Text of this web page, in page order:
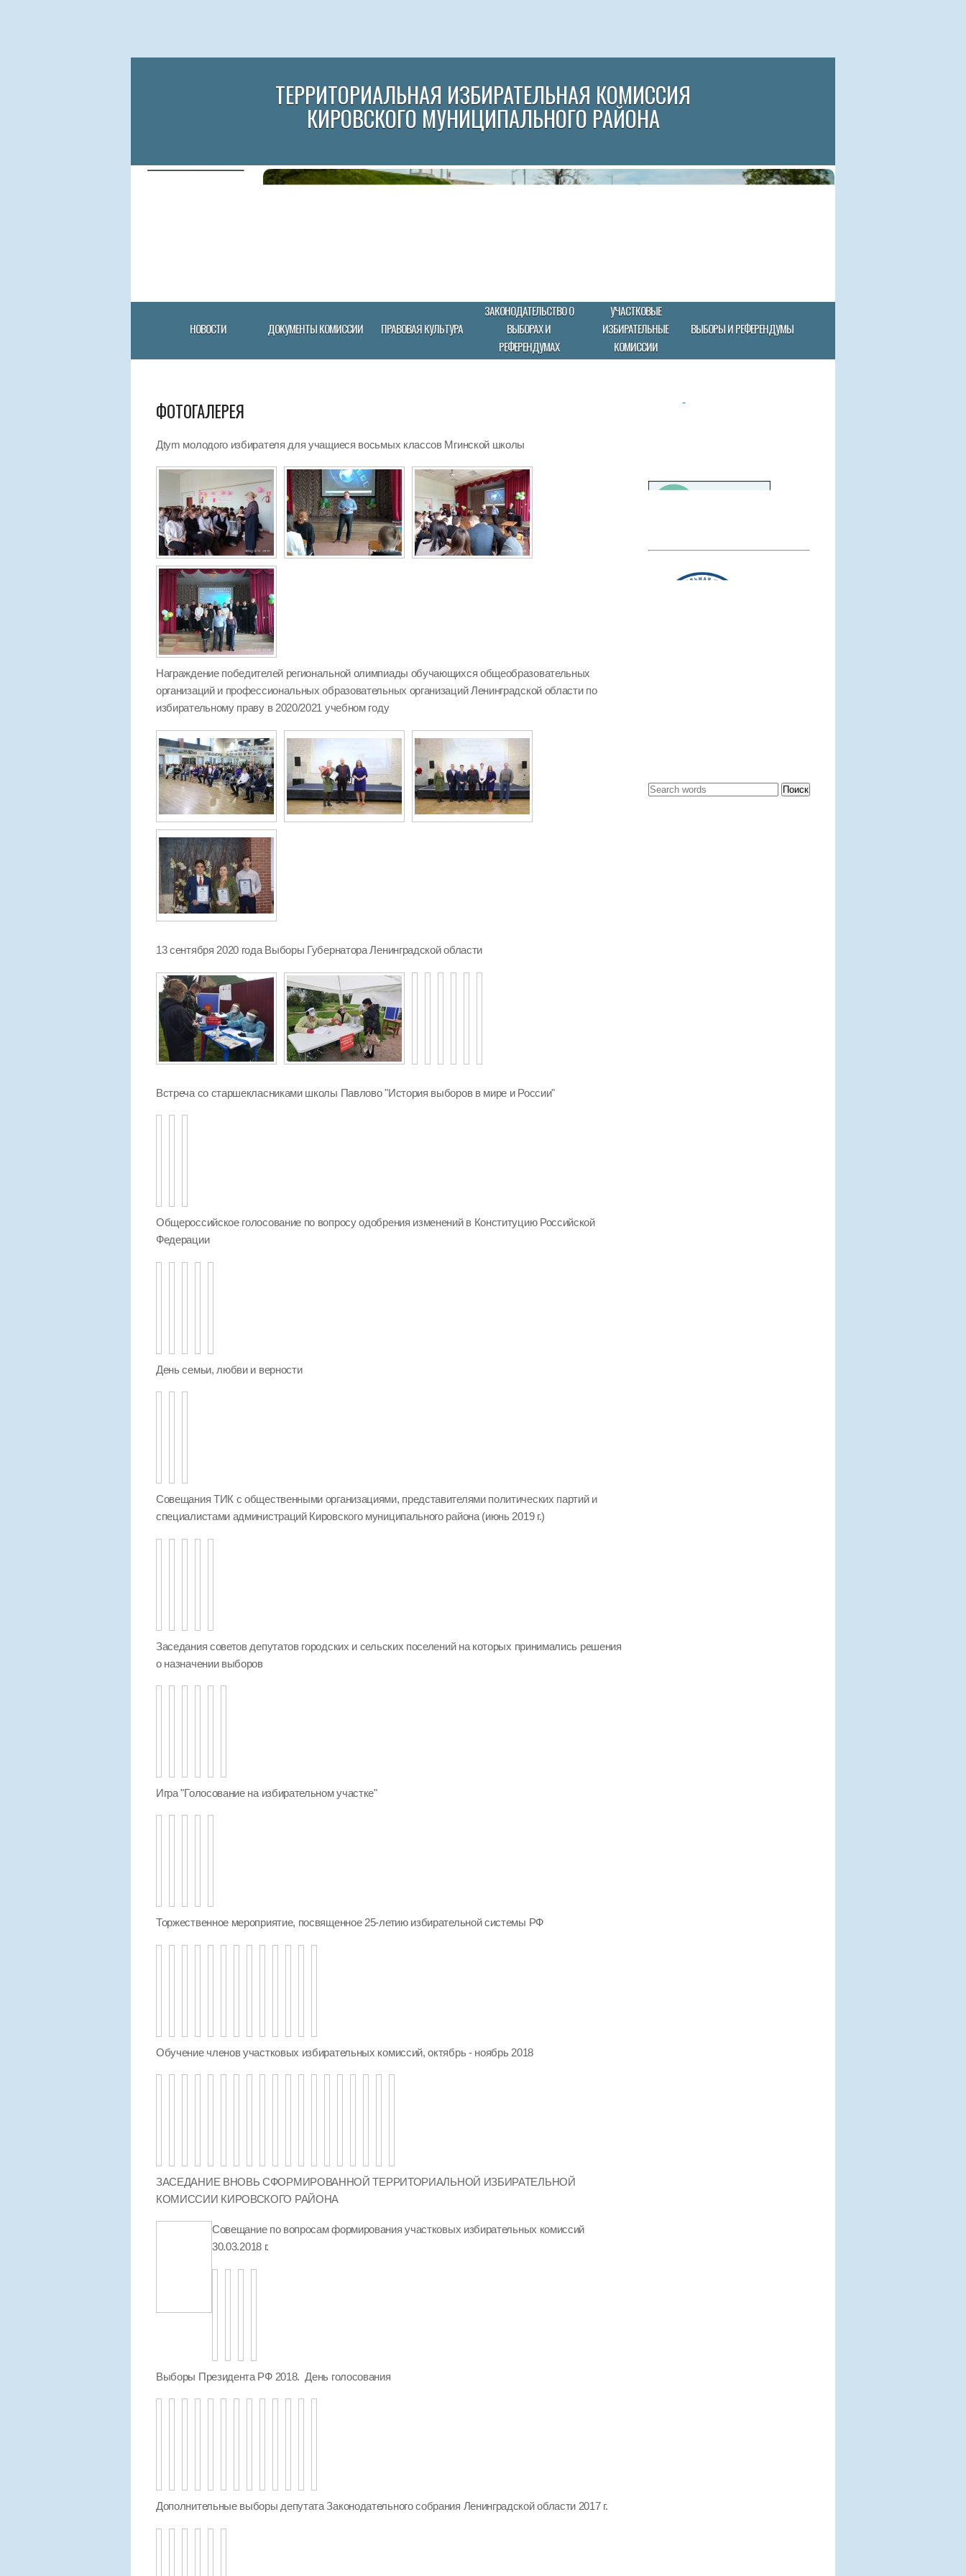
ТЕРРИТОРИАЛЬНАЯ ИЗБИРАТЕЛЬНАЯ КОМИССИЯ
КИРОВСКОГО МУНИЦИПАЛЬНОГО РАЙОНА
НОВОСТИ ДОКУМЕНТЫ КОМИССИИ ПРАВОВАЯ КУЛЬТУРА
ЗАКОНОДАТЕЛЬСТВО О
ВЫБОРАХ И
РЕФЕРЕНДУМАХ
УЧАСТКОВЫЕ
ИЗБИРАТЕЛЬНЫЕ
КОМИССИИ
ВЫБОРЫ И РЕФЕРЕНДУМЫ
ФОТОГАЛЕРЕЯ
Дtym молодого избирателя для учащиеся восьмых классов Мгинской школы
Награждение победителей региональной олимпиады обучающихся общеобразовательных
организаций и профессиональных образовательных организаций Ленинградской области по
избирательному праву в 2020/2021 учебном году
13 сентября 2020 года Выборы Губернатора Ленинградской области
Встреча со старшекласниками школы Павлово "История выборов в мире и России"
Общероссийское голосование по вопросу одобрения изменений в Конституцию Российской
Федерации
День семьи, любви и верности
Совещания ТИК с общественными организациями, представителями политических партий и
специалистами администраций Кировского муниципального района (июнь 2019 г.)
Заседания советов депутатов городских и сельских поселений на которых принимались решения
о назначении выборов
Игра "Голосование на избирательном участке"
Торжественное мероприятие, посвященное 25-летию избирательной системы РФ
Обучение членов участковых избирательных комиссий, октябрь - ноябрь 2018
ЗАСЕДАНИЕ ВНОВЬ СФОРМИРОВАННОЙ ТЕРРИТОРИАЛЬНОЙ ИЗБИРАТЕЛЬНОЙ
КОМИССИИ КИРОВСКОГО РАЙОНА
Совещание по вопросам формирования участковых избирательных комиссий
30.03.2018 г.
Выборы Президента РФ 2018. День голосования
Дополнительные выборы депутата Законодательного собрания Ленинградской области 2017 г.